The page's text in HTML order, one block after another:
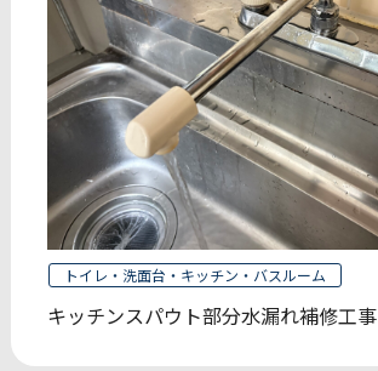
トイレ・洗面台・キッチン・バスルーム
キッチンスパウト部分水漏れ補修工事